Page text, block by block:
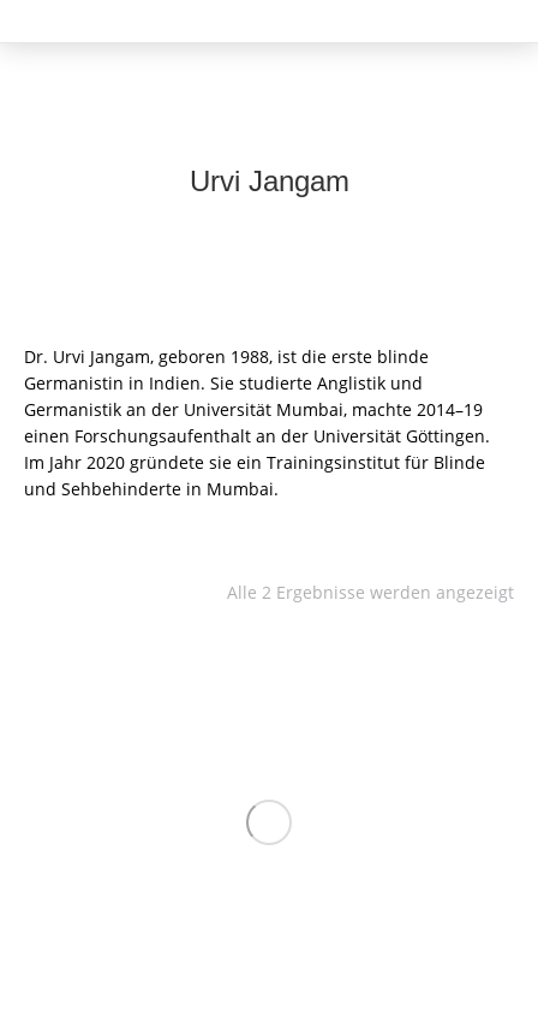
Urvi Jangam
Dr. Urvi Jangam, geboren 1988, ist die erste blinde
Germanistin in Indien. Sie studierte Anglistik und
Germanistik an der Universität Mumbai, machte 2014–19
einen Forschungsaufenthalt an der Universität Göttingen.
Im Jahr 2020 gründete sie ein Trainingsinstitut für Blinde
und Sehbehinderte in Mumbai.
Alle 2 Ergebnisse werden angezeigt